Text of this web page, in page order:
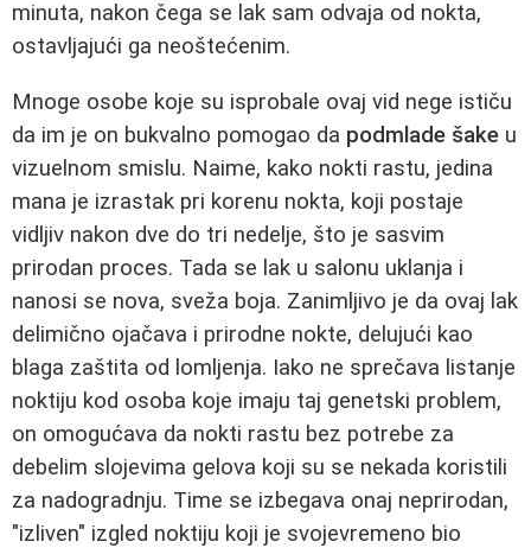
minuta, nakon čega se lak sam odvaja od nokta,
ostavljajući ga neoštećenim.
Mnoge osobe koje su isprobale ovaj vid nege ističu
da im je on bukvalno pomogao da podmlade šake u
vizuelnom smislu. Naime, kako nokti rastu, jedina
mana je izrastak pri korenu nokta, koji postaje
vidljiv nakon dve do tri nedelje, što je sasvim
prirodan proces. Tada se lak u salonu uklanja i
nanosi se nova, sveža boja. Zanimljivo je da ovaj lak
delimično ojačava i prirodne nokte, delujući kao
blaga zaštita od lomljenja. Iako ne sprečava listanje
noktiju kod osoba koje imaju taj genetski problem,
on omogućava da nokti rastu bez potrebe za
debelim slojevima gelova koji su se nekada koristili
za nadogradnju. Time se izbegava onaj neprirodan,
"izliven" izgled noktiju koji je svojevremeno bio